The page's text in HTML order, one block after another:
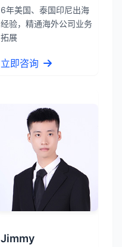
6年美国、泰国印尼出海
经验，精通海外公司业务
拓展
立即咨询
Jimmy